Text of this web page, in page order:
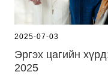
2025-07-03
Эргэх цагийн
2025